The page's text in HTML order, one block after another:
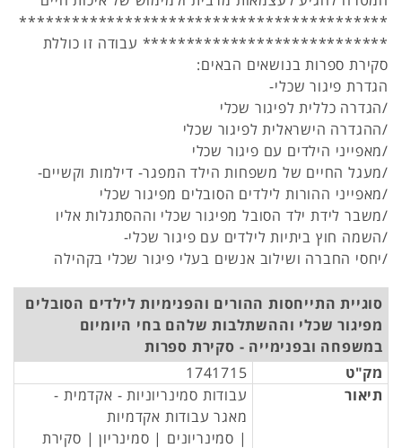
******************************************
**************************** עבודה זו כוללת
סקירת ספרות בנושאים הבאים:
הגדרת פיגור שכלי-
/הגדרה כללית לפיגור שכלי
/ההגדרה הישראלית לפיגור שכלי
/מאפייני הילדים עם פיגור שכלי
/מעגל החיים של משפחות הילד המפגר- דילמות וקשיים-
/מאפייני ההורות לילדים הסובלים מפיגור שכלי
/משבר לידת ילד הסובל מפיגור שכלי וההסתגלות אליו
/השמה חוץ ביתיות לילדים עם פיגור שכלי-
/יחסי החברה ושילוב אנשים בעלי פיגור שכלי בקהילה
סוגיית התייחסות ההורים והפנימיות לילדים הסובלים
מפיגור שכלי וההשתלבות שלהם בחי היומיום
במשפחה ובפנימייה - סקירת ספרות
מק"ט
1741715
תיאור
עבודות סמינריוניות - אקדמית -
מאגר עבודות אקדמיות
| סמינריונים | סמינריון | סקירת